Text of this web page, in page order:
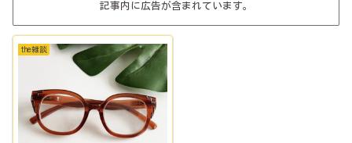
記事内に広告が含まれています。
the雑談